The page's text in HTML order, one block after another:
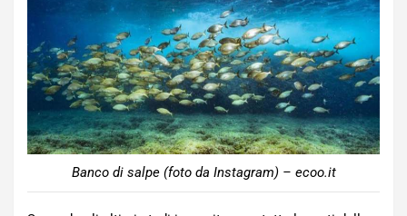
Banco di salpe (foto da Instagram) – ecoo.it